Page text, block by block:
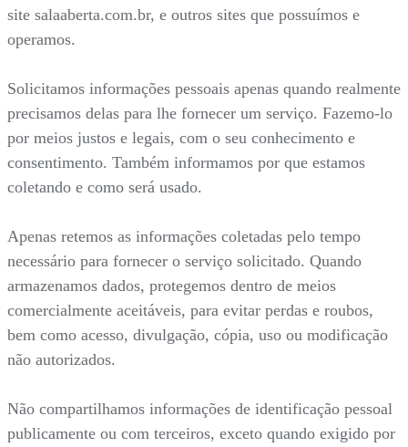
site salaaberta.com.br, e outros sites que possuímos e
operamos.
Solicitamos informações pessoais apenas quando realmente
precisamos delas para lhe fornecer um serviço. Fazemo-lo
por meios justos e legais, com o seu conhecimento e
consentimento. Também informamos por que estamos
coletando e como será usado.
Apenas retemos as informações coletadas pelo tempo
necessário para fornecer o serviço solicitado. Quando
armazenamos dados, protegemos dentro de meios
comercialmente aceitáveis, para evitar perdas e roubos,
bem como acesso, divulgação, cópia, uso ou modificação
não autorizados.
Não compartilhamos informações de identificação pessoal
publicamente ou com terceiros, exceto quando exigido por